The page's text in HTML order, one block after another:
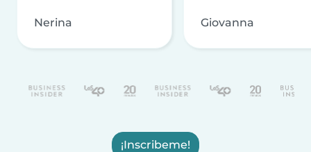
Nerina Giovanna
¡Inscribeme!